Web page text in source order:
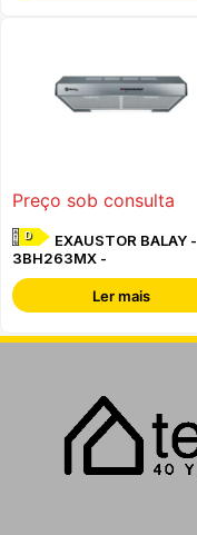
Preço sob consulta
D
EXAUSTOR BALAY -
3BH263MX -
Ler mais